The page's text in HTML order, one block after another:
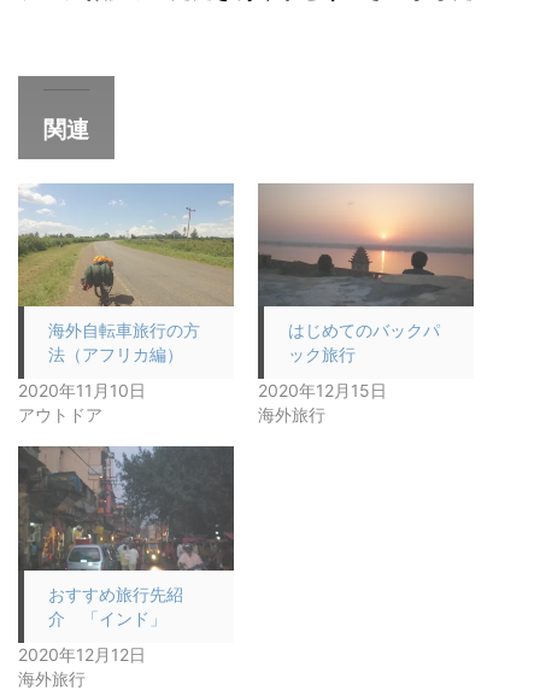
関連
海外自転車旅行の方
法（アフリカ編）
2020年11月10日
アウトドア
はじめてのバックパ
ック旅行
2020年12月15日
海外旅行
おすすめ旅行先紹
介 「インド」
2020年12月12日
海外旅行